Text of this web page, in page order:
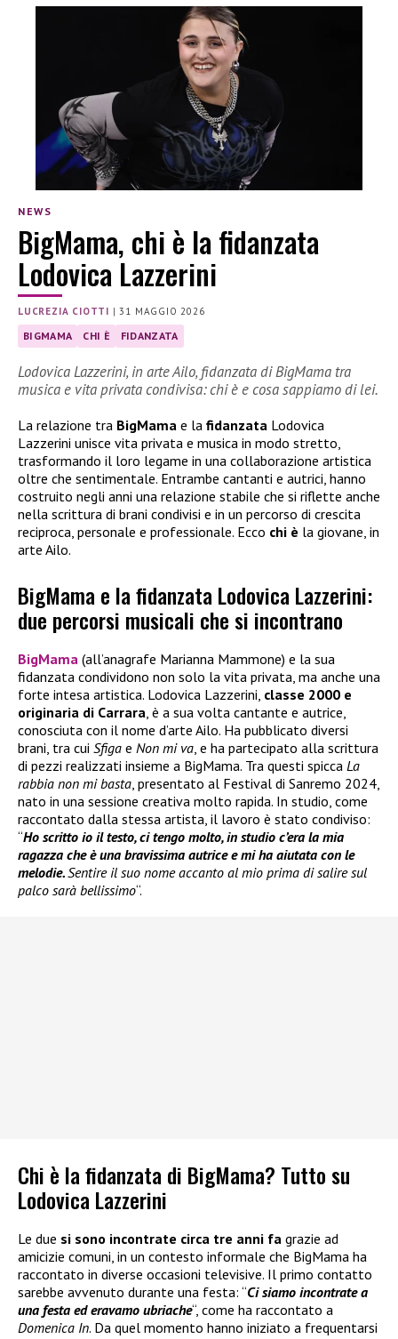
NEWS
BigMama, chi è la fidanzata
Lodovica Lazzerini
LUCREZIA CIOTTI |31 MAGGIO 2026
BIGMAMA CHI È FIDANZATA
Lodovica Lazzerini, in arte Ailo, fidanzata di BigMama tra
musica e vita privata condivisa: chi è e cosa sappiamo di lei.
La relazione tra BigMama e la fidanzata Lodovica
Lazzerini unisce vita privata e musica in modo stretto,
trasformando il loro legame in una collaborazione artistica
oltre che sentimentale. Entrambe cantanti e autrici, hanno
costruito negli anni una relazione stabile che si riflette anche
nella scrittura di brani condivisi e in un percorso di crescita
reciproca, personale e professionale. Ecco chi è la giovane, in
arte Ailo.
BigMama e la fidanzata Lodovica Lazzerini:
due percorsi musicali che si incontrano
BigMama (all’anagrafe Marianna Mammone) e la sua
fidanzata condividono non solo la vita privata, ma anche una
forte intesa artistica. Lodovica Lazzerini, classe 2000 e
originaria di Carrara , è a sua volta cantante e autrice,
conosciuta con il nome d’arte Ailo. Ha pubblicato diversi
brani, tra cui Sfiga e Non mi va , e ha partecipato alla scrittura
di pezzi realizzati insieme a BigMama. Tra questi spicca La
rabbia non mi basta , presentato al Festival di Sanremo 2024,
nato in una sessione creativa molto rapida. In studio, come
raccontato dalla stessa artista, il lavoro è stato condiviso:
“Ho scritto io il testo, ci tengo molto, in studio c’era la mia
ragazza che è una bravissima autrice e mi ha aiutata con le
melodie.Sentire il suo nome accanto al mio prima di salire sul
palco sarà bellissimo“.
Chi è la fidanzata di BigMama? Tutto su
Lodovica Lazzerini
Le due si sono incontrate circa tre anni fa grazie ad
amicizie comuni, in un contesto informale che BigMama ha
raccontato in diverse occasioni televisive. Il primo contatto
sarebbe avvenuto durante una festa: “Ci siamo incontrate a
una festa ed eravamo ubriache“, come ha raccontato a
Domenica In. Da quel momento hanno iniziato a frequentarsi